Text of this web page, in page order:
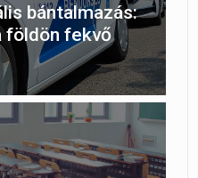
bántalmazás:
fekvő